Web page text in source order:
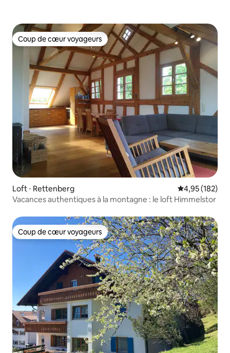
Coup de cœur voyageurs
Coup de cœur voyageurs
Loft ⋅ Rettenberg Évaluation
4,95 (182)
Vacances authentiques à la montagne : le loft Himmelstor
Coup de cœur voyageurs
Coup de cœur voyageurs